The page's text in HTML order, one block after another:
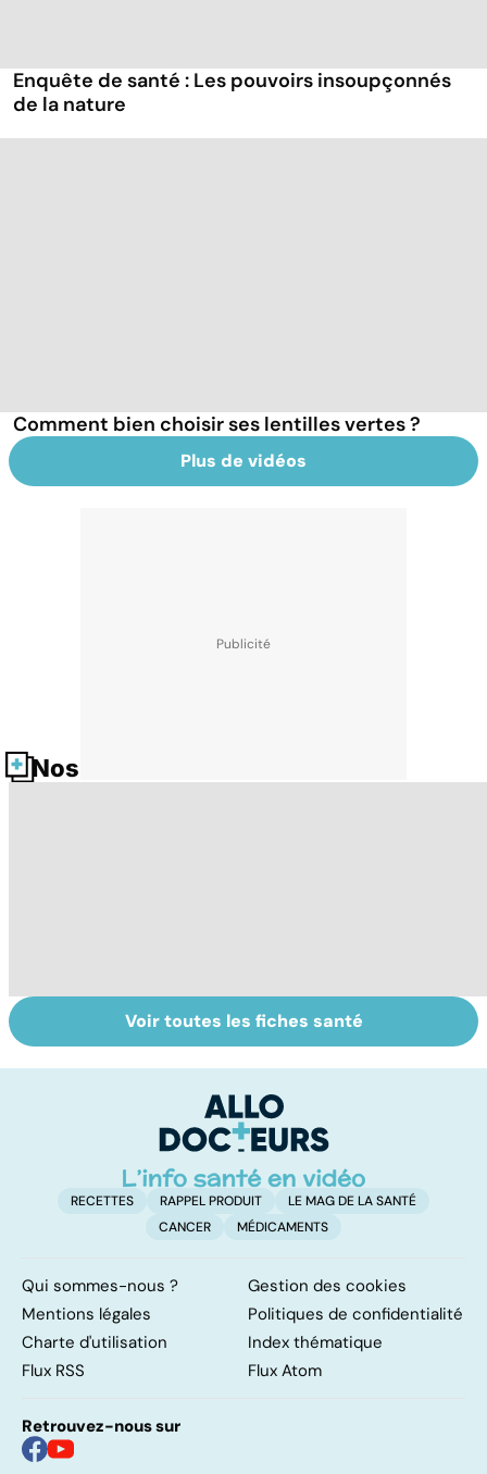
Enquête de santé : Les pouvoirs insoupçonnés
de la nature
Comment bien choisir ses lentilles vertes ?
Plus de vidéos
Nos fiches santé
Grand froid : nos
conseils
Perturbateurs
endocriniens :
notre santé
Voir toutes les fiches santé
RECETTES RAPPEL PRODUIT
LE MAG DE LA SANTÉ
CANCER
MÉDICAMENTS
Qui sommes-nous ?
Gestion des cookies
Mentions légales
Politiques de confidentialité
Charte d'utilisation
Index thématique
Flux RSS
Flux Atom
Retrouvez-nous sur